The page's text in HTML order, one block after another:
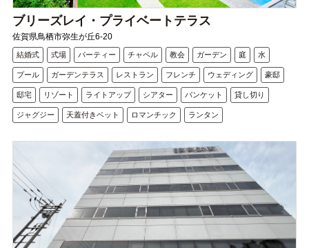
ブリーズレイ・プライベートテラス
佐賀県鳥栖市弥生が丘6-20
結婚式 式場 パーティー チャペル 教会 ガーデン 庭 水
プール ガーデンテラス レストラン フレンチ ウェディング 豪邸
邸宅 リゾート ライトアップ シアター バンケット 貸し切り
ジャグジー 天蓋付きベット ロマンチック ランタン